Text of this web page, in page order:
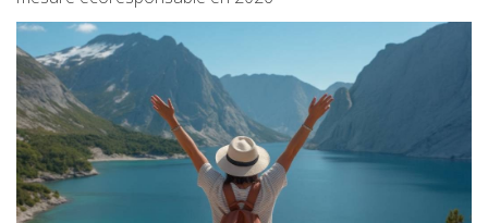
INTERNAUTES